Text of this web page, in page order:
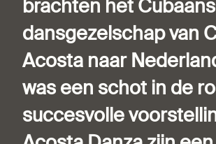
brachten het
dansgezelschap van
Acosta naar
was een schot in de
succesvolle